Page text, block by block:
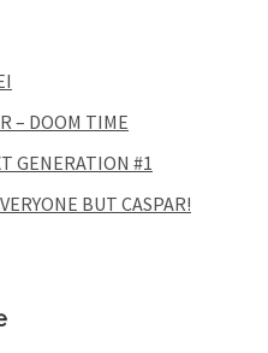
– DOOM TIME
GENERATION #1
BUT CASPAR!